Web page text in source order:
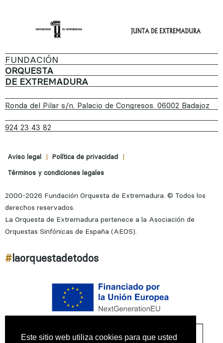
Este sitio web utiliza cookies para que usted
FUNDACIÓN
ORQUESTA
DE EXTREMADURA
Ronda del Pilar s/n. Palacio de Congresos. 06002 Badajoz
924 23 43 82
Aviso legal | Política de privacidad |
Términos y condiciones legales
2000-2026 Fundación Orquesta de Extremadura. © Todos los
derechos reservados.
La Orquesta de Extremadura pertenece a la Asociación de
Orquestas Sinfónicas de España (AEOS).
#laorquestadetodos